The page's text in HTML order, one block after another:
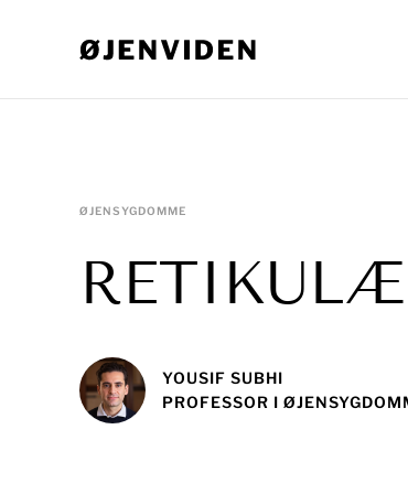
ØJENSYGDOMME
YOUSIF SUBHI
PROFESSOR I